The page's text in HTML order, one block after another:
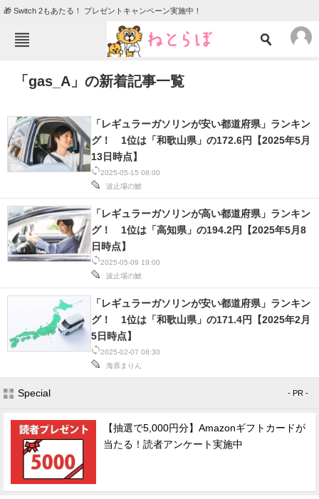
🎁 Switch 2もあたる！ プレゼントキャンペーン実施中！
TOP ニュース
グルメ 地域
住まい
会員記事
メディア
注目記事を集めた総合ページ
ITの今と未来を見通す
スマホと通信の最新トレンド
ビジネスと働き方のヒント
AI活用のいまが分かる
「gas_A」の新着記事一覧
2025-05-15 08:00
波止場の鯱
「レギュラーガソリンが安い都道府県」ランキン
グ！ 1位は「和歌山県」の172.6円【2025年5月
13日時点】
2025-05-09 19:00
波止場の鯱
「レギュラーガソリンが高い都道府県」ランキン
グ！ 1位は「高知県」の194.2円【2025年5月8
日時点】
2025-02-07 08:30
海原まりん
「レギュラーガソリンが安い都道府県」ランキン
グ！ 1位は「和歌山県」の171.4円【2025年2月
5日時点】
Special - PR -
【抽選で5,000円分】Amazonギフトカードが
当たる！読者アンケート実施中